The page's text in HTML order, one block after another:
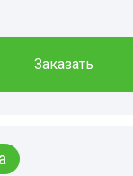
Заказать